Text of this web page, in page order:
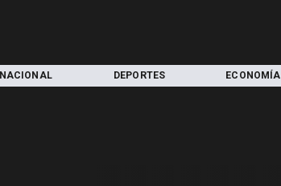
NACIONAL DEPORTES ECONOMÍA